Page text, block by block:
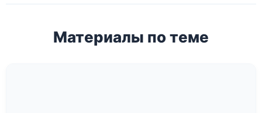
Материалы по теме